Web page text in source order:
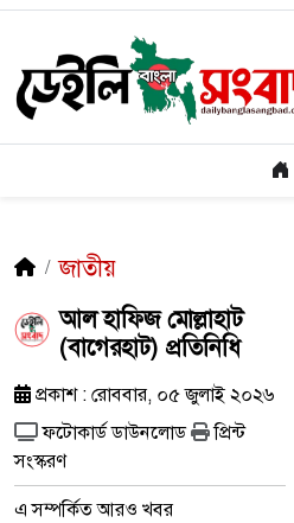
জাতীয়
আল হাফিজ মোল্লাহাট
(বাগেরহাট) প্রতিনিধি
প্রকাশ : রোববার, ০৫ জুলাই ২০২৬
ফটোকার্ড ডাউনলোড
প্রিন্ট
সংস্করণ
এ সম্পর্কিত আরও খবর